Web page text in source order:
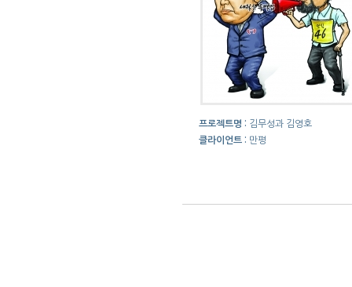
프로젝트명 : 김무성과 김영호
클라이언트 : 만평